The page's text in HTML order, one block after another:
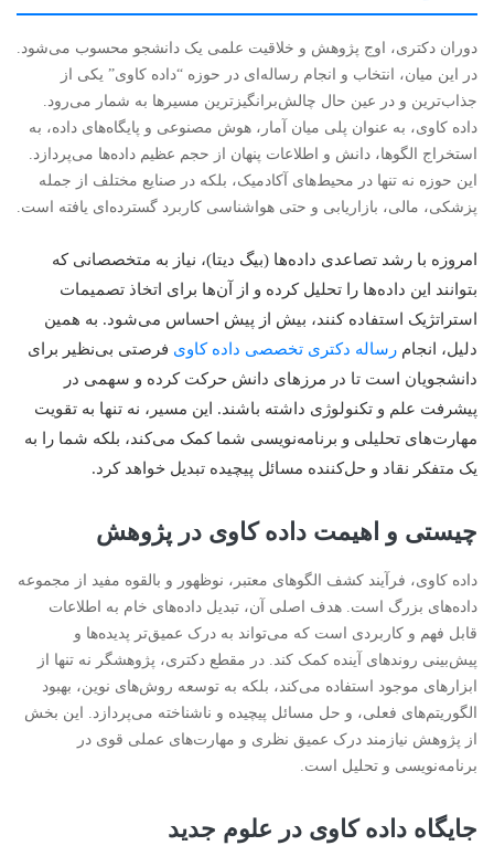
دوران دکتری، اوج پژوهش و خلاقیت علمی یک دانشجو محسوب می‌شود.
در این میان، انتخاب و انجام رساله‌ای در حوزه “داده کاوی” یکی از
جذاب‌ترین و در عین حال چالش‌برانگیزترین مسیرها به شمار می‌رود.
داده کاوی، به عنوان پلی میان آمار، هوش مصنوعی و پایگاه‌های داده، به
استخراج الگوها، دانش و اطلاعات پنهان از حجم عظیم داده‌ها می‌پردازد.
این حوزه نه تنها در محیط‌های آکادمیک، بلکه در صنایع مختلف از جمله
پزشکی، مالی، بازاریابی و حتی هواشناسی کاربرد گسترده‌ای یافته است.
امروزه با رشد تصاعدی داده‌ها (بیگ دیتا)، نیاز به متخصصانی که
بتوانند این داده‌ها را تحلیل کرده و از آن‌ها برای اتخاذ تصمیمات
استراتژیک استفاده کنند، بیش از پیش احساس می‌شود. به همین
دلیل، انجام رساله دکتری تخصصی داده کاوی فرصتی بی‌نظیر برای
دانشجویان است تا در مرزهای دانش حرکت کرده و سهمی در
پیشرفت علم و تکنولوژی داشته باشند. این مسیر، نه تنها به تقویت
مهارت‌های تحلیلی و برنامه‌نویسی شما کمک می‌کند، بلکه شما را به
یک متفکر نقاد و حل‌کننده مسائل پیچیده تبدیل خواهد کرد.
چیستی و اهیمت داده کاوی در پژوهش
داده کاوی، فرآیند کشف الگوهای معتبر، نوظهور و بالقوه مفید از مجموعه
داده‌های بزرگ است. هدف اصلی آن، تبدیل داده‌های خام به اطلاعات
قابل فهم و کاربردی است که می‌تواند به درک عمیق‌تر پدیده‌ها و
پیش‌بینی روندهای آینده کمک کند. در مقطع دکتری، پژوهشگر نه تنها از
ابزارهای موجود استفاده می‌کند، بلکه به توسعه روش‌های نوین، بهبود
الگوریتم‌های فعلی، و حل مسائل پیچیده و ناشناخته می‌پردازد. این بخش
از پژوهش نیازمند درک عمیق نظری و مهارت‌های عملی قوی در
برنامه‌نویسی و تحلیل است.
جایگاه داده کاوی در علوم جدید